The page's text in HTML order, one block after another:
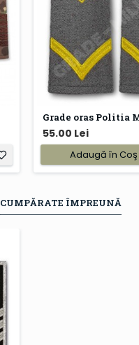
Grade oras Politia
55.00 Lei
Adaugă în Coş
CUMPĂRATE ÎMPREUNĂ